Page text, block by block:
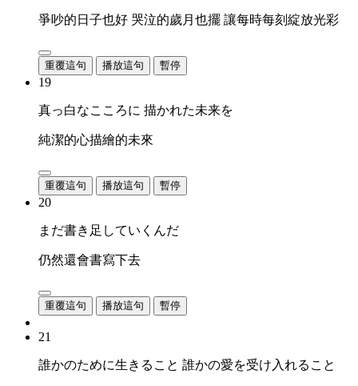
爭吵的日子也好 哭泣的歲月也擺 讓每時每刻綻放光彩
重覆這句 播放這句 暫停
19
真っ白なこころに 描かれた未来を
純潔的心描繪的未來
重覆這句 播放這句 暫停
20
まだ書き足していくんだ
仍然還會書寫下去
重覆這句 播放這句 暫停
21
誰かのために生きること 誰かの愛を受け入れること